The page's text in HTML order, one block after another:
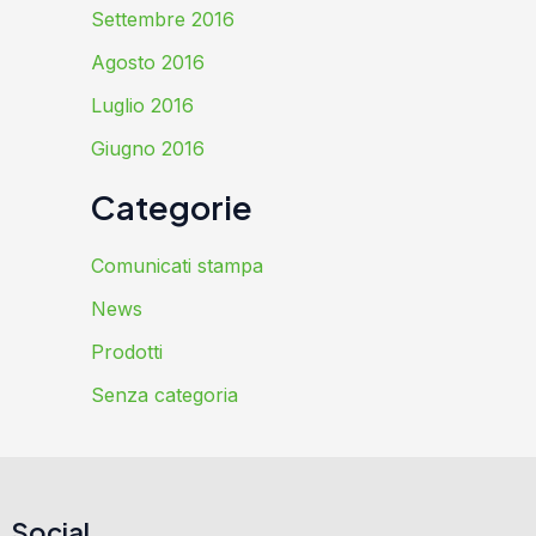
Settembre 2016
Agosto 2016
Luglio 2016
Giugno 2016
Categorie
Comunicati stampa
News
Prodotti
Senza categoria